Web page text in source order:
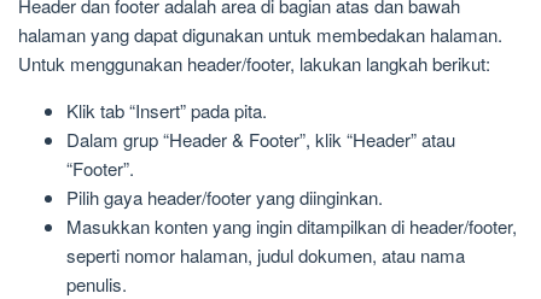
Header dan footer adalah area di bagian atas dan bawah
halaman yang dapat digunakan untuk membedakan halaman.
Untuk menggunakan header/footer, lakukan langkah berikut:
Klik tab “Insert” pada pita.
Dalam grup “Header & Footer”, klik “Header” atau
“Footer”.
Pilih gaya header/footer yang diinginkan.
Masukkan konten yang ingin ditampilkan di header/footer,
seperti nomor halaman, judul dokumen, atau nama
penulis.